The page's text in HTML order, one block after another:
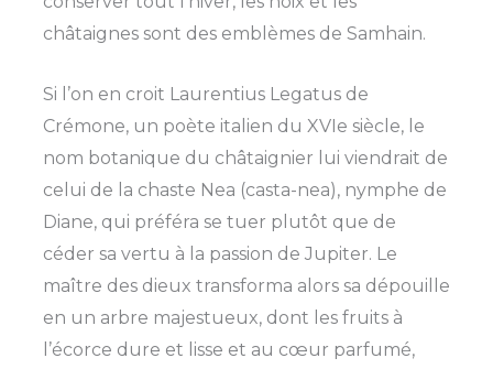
châtaignes sont des emblèmes de Samhain.
Si l’on en croit Laurentius Legatus de
Crémone, un poète italien du XVIe siècle, le
nom botanique du châtaignier lui viendrait de
celui de la chaste Nea (casta-nea), nymphe de
Diane, qui préféra se tuer plutôt que de
céder sa vertu à la passion de Jupiter. Le
maître des dieux transforma alors sa dépouille
en un arbre majestueux, dont les fruits à
l’écorce dure et lisse et au cœur parfumé,